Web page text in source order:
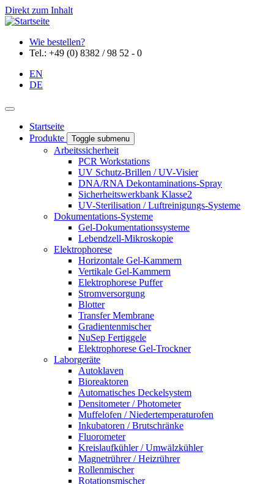
Direkt zum Inhalt
Wie bestellen?
Tel.: +49 (0) 8382 / 98 52 - 0
EN
DE
Startseite
Produkte
Toggle submenu
Arbeitssicherheit
PCR Workstations
UV Schutz-Brillen / UV-Visier
DNA/RNA Dekontaminations-Spray
Sicherheitswerkbank Klasse2
UV-Sterilisation / Luftreinigungs-Systeme
Dokumentations-Systeme
Gel-Dokumentationssysteme
Lebendzell-Mikroskopie
Elektrophorese
Horizontale Gel-Kammern
Vertikale Gel-Kammern
Elektrophorese Puffer
Stromversorgung
Blotter
Transfer Membrane
Gradientenmischer
NuSep Fertiggele
Elektrophorese Gel-Trockner
Laborgeräte
Autoklaven
Bioreaktoren
Automatisches Deckelsystem
Densitometer / Photometer
Muffelofen / Niedertemperaturofen
Inkubatoren / Brutschränke
Fluorometer
Kreislaufkühler / Umwälzkühler
Magnetrührer / Heizrührer
Rollenmischer
Rotationsmischer